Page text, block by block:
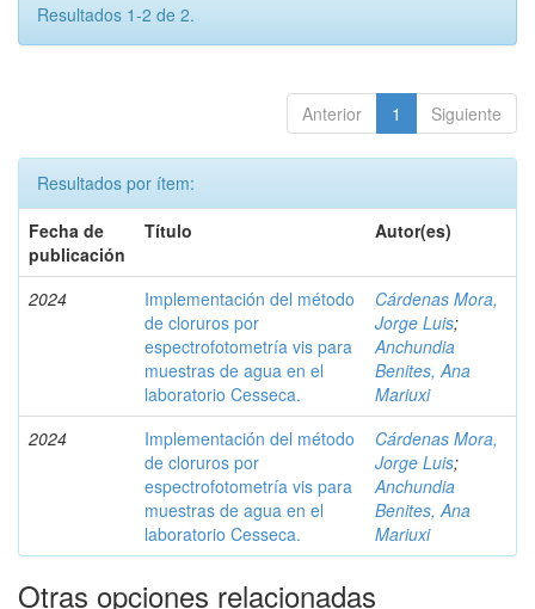
Resultados 1-2 de 2.
Anterior 1 Siguiente
Resultados por ítem:
Fecha de
publicación
Título Autor(es)
2024
Implementación del método
de cloruros por
espectrofotometría vis para
muestras de agua en el
laboratorio Cesseca.
Cárdenas Mora,
Jorge Luis;
Anchundia
Benites, Ana
Mariuxi
2024
Implementación del método
de cloruros por
espectrofotometría vis para
muestras de agua en el
laboratorio Cesseca.
Cárdenas Mora,
Jorge Luis;
Anchundia
Benites, Ana
Mariuxi
Otras opciones relacionadas